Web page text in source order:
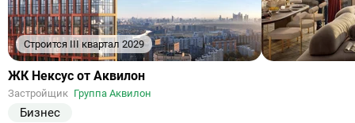
Строится III квартал 2029
Ссылка
объект
ЖК Нексус от Аквилон
Застройщик Группа Аквилон
Бизнес